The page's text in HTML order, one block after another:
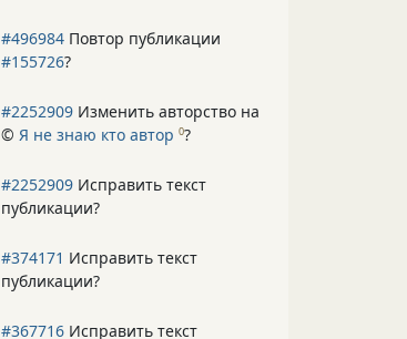
#496984 Повтор публикации
#155726?
#2252909 Изменить авторство на
© Я не знаю кто автор 0?
#2252909 Исправить текст
публикации?
#374171 Исправить текст
публикации?
#367716 Исправить текст